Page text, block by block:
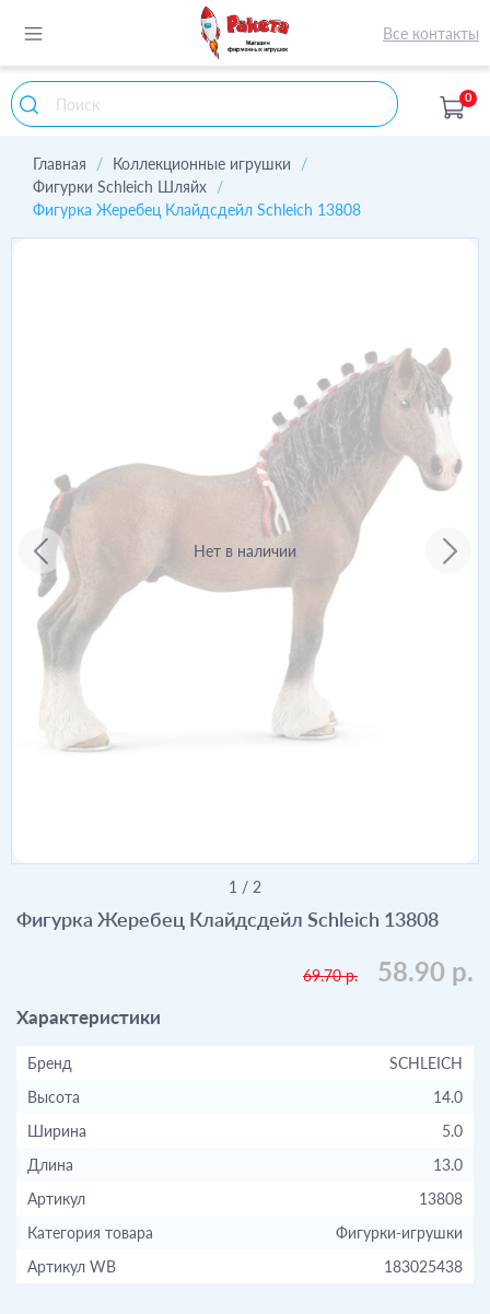
Все контакты
0
Главная
Коллекционные игрушки
Фигурки Schleich Шляйх
Фигурка Жеребец Клайдсдейл Schleich 13808
1 / 2
Нет в наличии
Фигурка Жеребец Клайдсдейл Schleich 13808
69.70 р. 58.90 р.
Характеристики
Бренд
SCHLEICH
Высота
14.0
Ширина
5.0
Длина
13.0
Артикул
13808
Категория товара
Фигурки-игрушки
Артикул WB
183025438